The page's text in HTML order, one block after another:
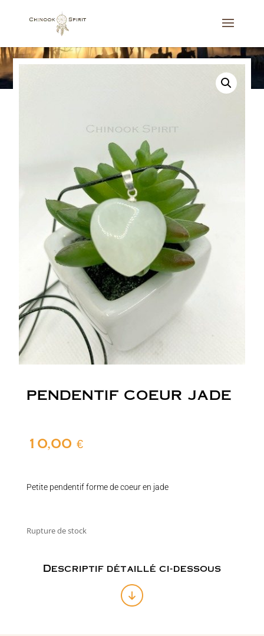
Bijoux
PENDENTIF COEUR JADE
10,00 €
Petite pendentif forme de coeur en jade
Rupture de stock
Descriptif détaillé ci-dessous